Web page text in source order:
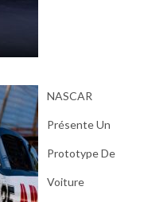
NASCAR
Présente Un
Prototype De
Voiture